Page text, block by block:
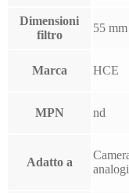
Dimensioni
filtro
55 mm
Marca HCE
MPN nd
Adatto a